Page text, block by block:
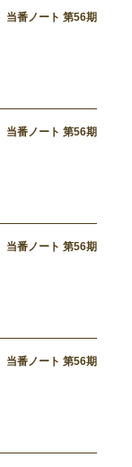
当番ノート 第56期
当番ノート 第56期
当番ノート 第56期
当番ノート 第56期